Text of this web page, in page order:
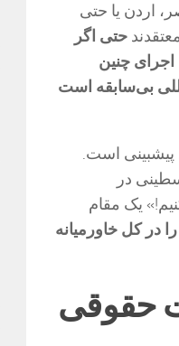
مصر، اردن یا حتی
حتی اگر
چنین
بی‌سابقه است
پیشبینی است.
در
یک مقام
در کل خاورمیانه
حقوقی